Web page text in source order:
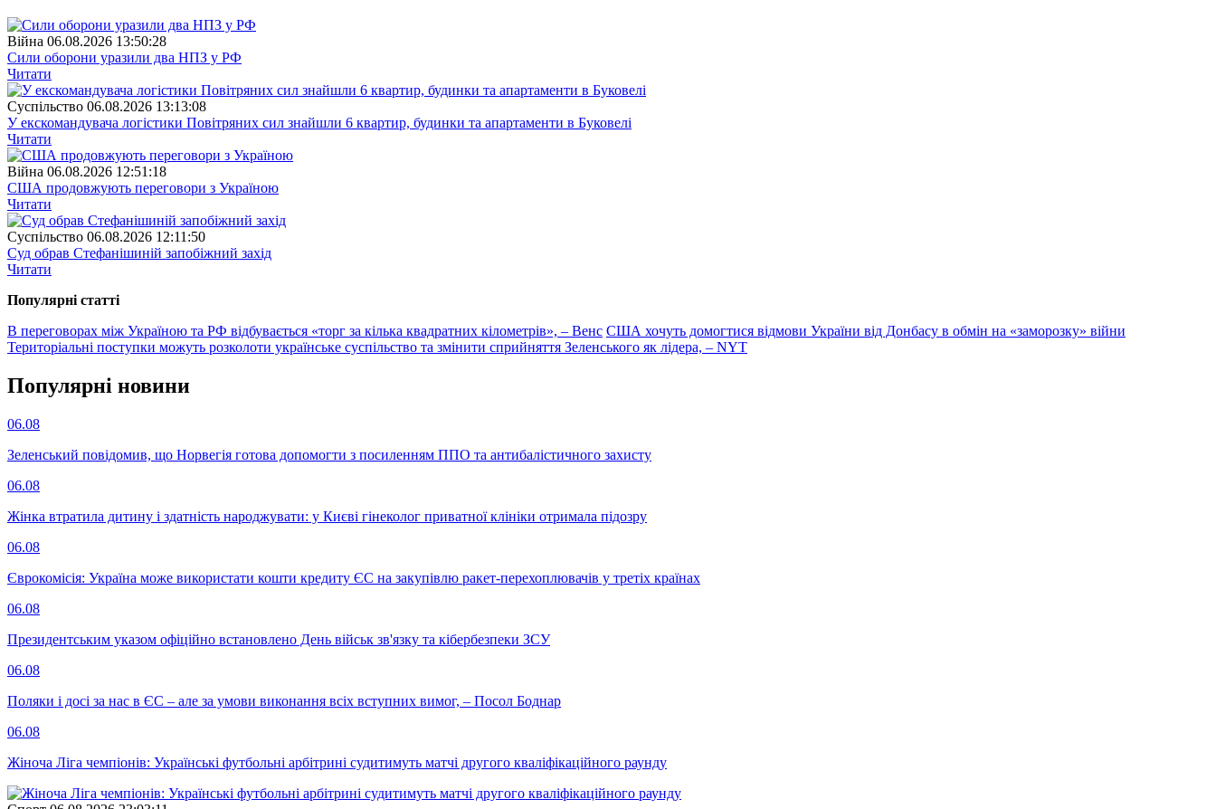
Війна 06.08.2026 13:50:28
Сили оборони уразили два НПЗ у РФ
Читати
Суспiльство 06.08.2026 13:13:08
У екскомандувача логістики Повітряних сил знайшли 6 квартир, будинки та апартаменти в Буковелі
Читати
Війна 06.08.2026 12:51:18
США продовжують переговори з Україною
Читати
Суспiльство 06.08.2026 12:11:50
Суд обрав Стефанішиній запобіжний захід
Читати
Популярнi статтi
В переговорах між Україною та РФ відбувається «торг за кілька квадратних кілометрів», – Венс США хочуть домогтися відмови України від Донбасу в обмін на «заморозку» війни
Територіальні поступки можуть розколоти українське суспільство та змінити сприйняття Зеленського як лідера, – NYT
Популярнi новини
06.08
Зеленський повідомив, що Норвегія готова допомогти з посиленням ППО та антибалістичного захисту
06.08
Жінка втратила дитину і здатність народжувати: у Києві гінеколог приватної клініки отримала підозру
06.08
Єврокомісія: Україна може використати кошти кредиту ЄС на закупівлю ракет-перехоплювачів у третіх країнах
06.08
Президентським указом офіційно встановлено День військ зв'язку та кібербезпеки ЗСУ
06.08
Поляки і досі за нас в ЄС – але за умови виконання всіх вступних вимог, – Посол Боднар
06.08
Жіноча Ліга чемпіонів: Українські футбольні арбітрині судитимуть матчі другого кваліфікаційного раунду